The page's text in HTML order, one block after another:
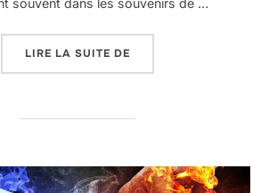
souvent dans les souvenirs de …
LIRE LA SUITE DE